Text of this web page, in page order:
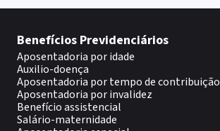
Benefícios Previdenciários
Aposentadoria por idade
Auxilio-doença
Aposentadoria por tempo de contribuição
Aposentadoria por invalidez
Benefício assistencial
Salário-maternidade